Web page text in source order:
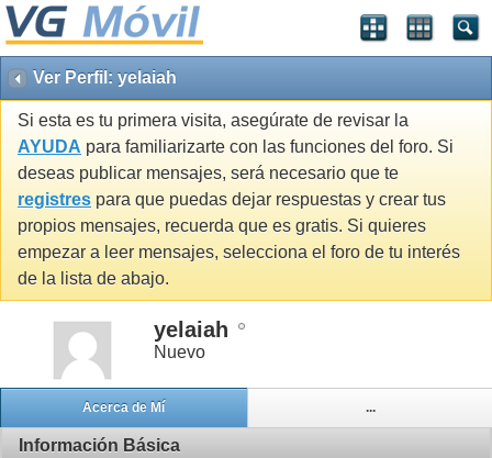
Ver Perfil: yelaiah
Si esta es tu primera visita, asegúrate de revisar la
AYUDA para familiarizarte con las funciones del foro. Si
deseas publicar mensajes, será necesario que te
registres para que puedas dejar respuestas y crear tus
propios mensajes, recuerda que es gratis. Si quieres
empezar a leer mensajes, selecciona el foro de tu interés
de la lista de abajo.
yelaiah
Nuevo
Acerca de Mí ...
Información Básica